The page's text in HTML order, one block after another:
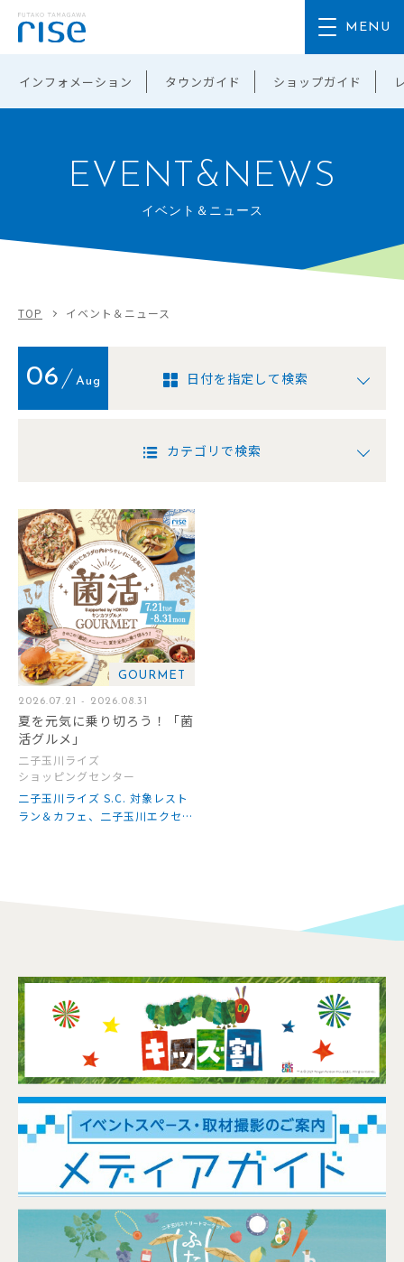
インフォメーション タウンガイド ショップガイド
EVENT&NEWS
イベント＆ニュース
TOP イベント＆ニュース
06 Aug 日付を指定して検索
カテゴリで検索
GOURMET
2026.07.21 - 2026.08.31
夏を元気に乗り切ろう！「菌
活グルメ」
二子玉川ライズ
ショッピングセンター
二子玉川ライズ S.C. 対象レスト
ラン＆カフェ、二子玉川エクセル